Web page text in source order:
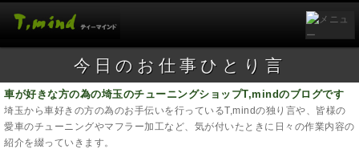
今日のお仕事ひとり言
車が好きな方の為の埼玉のチューニングショップT,mindのブログです
埼玉から車好きの方の為のお手伝いを行っているT,mindの独り言や、皆様の
愛車のチューニングやマフラー加工など、気が付いたときに日々の作業内容の
紹介を綴っていきます。